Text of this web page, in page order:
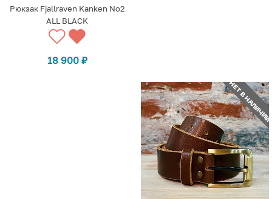
Рюкзак Fjallraven Kanken No2
ALL BLACK
18 900 ₽
НЕТ В НАЛИЧИИ